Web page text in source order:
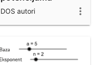
DOS autori